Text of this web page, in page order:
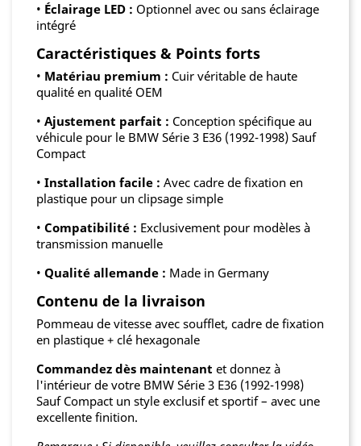
• Éclairage LED : Optionnel avec ou sans éclairage
intégré
Caractéristiques & Points forts
• Matériau premium : Cuir véritable de haute
qualité en qualité OEM
• Ajustement parfait : Conception spécifique au
véhicule pour le BMW Série 3 E36 (1992-1998) Sauf
Compact
• Installation facile : Avec cadre de fixation en
plastique pour un clipsage simple
• Compatibilité : Exclusivement pour modèles à
transmission manuelle
• Qualité allemande : Made in Germany
Contenu de la livraison
Pommeau de vitesse avec soufflet, cadre de fixation
en plastique + clé hexagonale
Commandez dès maintenant et donnez à
l'intérieur de votre BMW Série 3 E36 (1992-1998)
Sauf Compact un style exclusif et sportif – avec une
excellente finition.